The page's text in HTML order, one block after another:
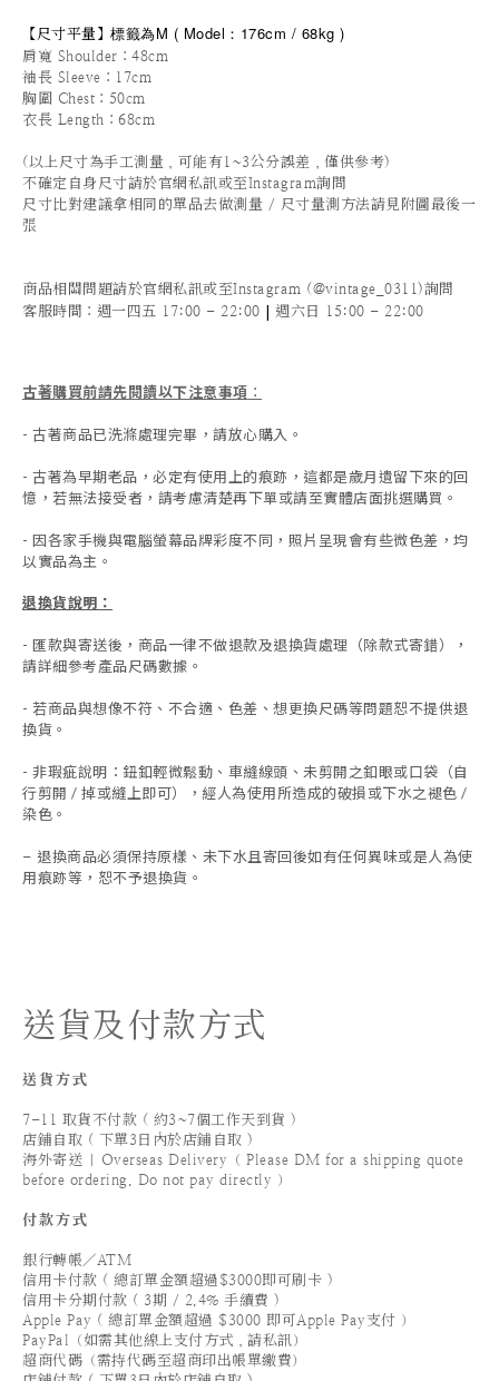
【 尺寸平量 】 標籤為M ( Model：176cm / 68kg )
肩寬 Shoulder：48cm
袖長 Sleeve：17cm
胸圍 Chest：50cm
衣長 Length：68cm
(以上尺寸為手工測量，可能有1~3公分誤差，僅供參考)
不確定自身尺寸請於官網私訊或至Instagram詢問
尺寸比對建議拿相同的單品去做測量 / 尺寸量測方法請見附圖最後一
張
商品相關問題請於官網私訊或至Instagram (@vintage_0311)詢問
客服時間 ：週一四五 17:00 - 22:00 | 週六日 15:00 - 22:00
古著購買前請先閱讀以下注意事項 ：
- 古著商品已洗滌處理完畢，請放心購入。
- 古著為早期老品，必定有使用上的痕跡，這都是歲月遺留下來的回
憶，若無法接受者，請考慮清楚再下單或請至實體店面挑選購買。
- 因各家手機與電腦螢幕品牌彩度不同，照片呈現會有些微色差，均
以實品為主。
退換貨說明：
- 匯款與寄送後，商品一律不做退款及退換貨處理（除款式寄錯），
請詳細參考產品尺碼數據 。
- 若商品與想像不符、不合適、色差、想更換尺碼等問題恕不提供退
換貨。
- 非瑕疵說明：鈕釦輕微鬆動、車縫線頭、未剪開之釦眼或口袋（自
行剪開 / 掉或縫上即可），經人為使用所造成的破損或下水之褪色 /
染色。
- 退換商品必須保持原樣、未下水且寄回後如有任何異味或是人為使
用痕跡等 ， 恕不予退換貨。
送貨及付款方式
送貨方式
7-11 取貨不付款 ( 約3~7個工作天到貨 )
店鋪自取 ( 下單3日內於店鋪自取 )
海外寄送 | Overseas Delivery（ Please DM for a shipping quote
before ordering. Do not pay directly ）
付款方式
銀行轉帳／ATM
信用卡付款 ( 總訂單金額超過$3000即可刷卡 )
信用卡分期付款 ( 3期 / 2.4% 手續費 )
Apple Pay ( 總訂單金額超過 $3000 即可Apple Pay支付 ）
PayPal（如需其他線上支付方式，請私訊）
超商代碼（需持代碼至超商印出帳單繳費）